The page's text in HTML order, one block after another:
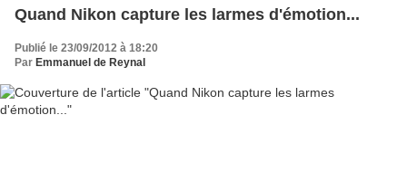
Quand Nikon capture les larmes d'émotion...
Publié le 23/09/2012 à 18:20
Par Emmanuel de Reynal